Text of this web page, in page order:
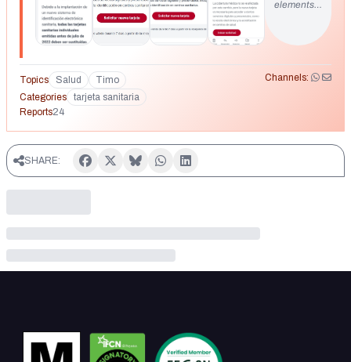
elements…
Topics Salud Timo
Channels:
Categories
tarjeta sanitaria
Reports24
SHARE: